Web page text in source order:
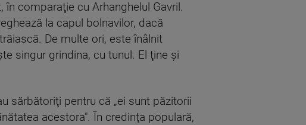
comparaţie cu Arhanghelul Gavril.
la capul bolnavilor, dacă
De multe ori, este înâlnit
singur grindina, cu tunul. El ţine şi
sărbătoriţi pentru că „ei sunt păzitorii
acestora". În credinţa populară,